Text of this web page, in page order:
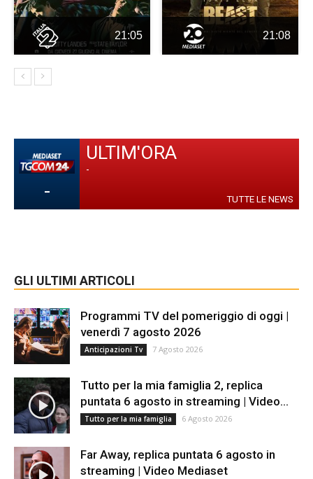
21:05 21:08
-
ULTIM'ORA
-
TUTTE LE NEWS
GLI ULTIMI ARTICOLI
Programmi TV del pomeriggio di oggi |
venerdì 7 agosto 2026
Anticipazioni Tv 7 Agosto 2026
Tutto per la mia famiglia 2, replica
puntata 6 agosto in streaming | Video...
Tutto per la mia famiglia 6 Agosto 2026
Far Away, replica puntata 6 agosto in
streaming | Video Mediaset